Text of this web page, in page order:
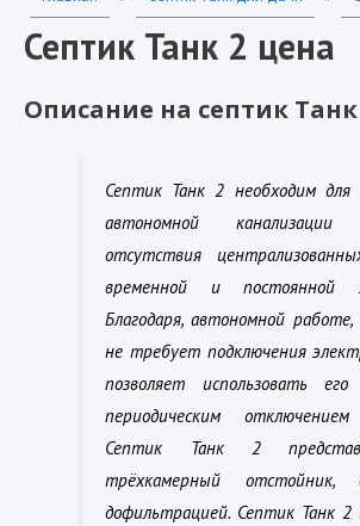
Септик Танк 2 цена
Описание на септик Танк
Септик Танк 2 необходим для
автономной
отсутствия
временной и постоянной
Благодаря, автономной
не требует подключения
позволяет использовать
периодическим
Септик Танк 2
трёхкамерный отстойник,
дофильтрацией. Септик Танк 2